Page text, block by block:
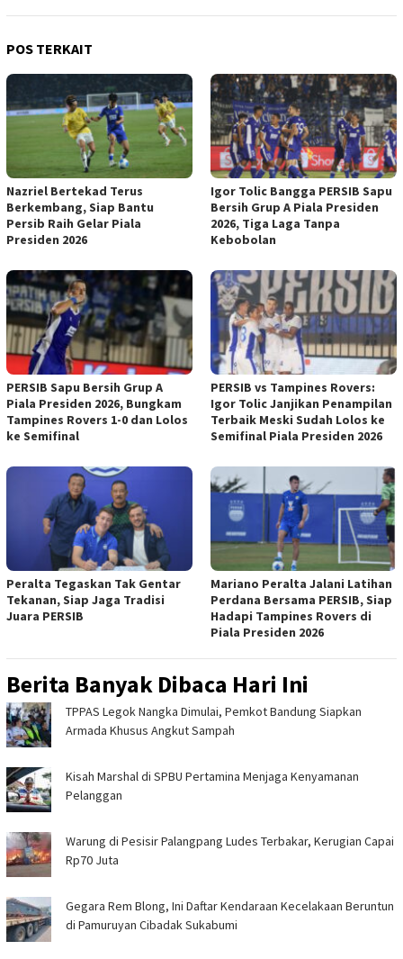
POS TERKAIT
Nazriel Bertekad Terus
Berkembang, Siap Bantu
Persib Raih Gelar Piala
Presiden 2026
Igor Tolic Bangga PERSIB Sapu
Bersih Grup A Piala Presiden
2026, Tiga Laga Tanpa
Kebobolan
PERSIB Sapu Bersih Grup A
Piala Presiden 2026, Bungkam
Tampines Rovers 1-0 dan Lolos
ke Semifinal
PERSIB vs Tampines Rovers:
Igor Tolic Janjikan Penampilan
Terbaik Meski Sudah Lolos ke
Semifinal Piala Presiden 2026
Peralta Tegaskan Tak Gentar
Tekanan, Siap Jaga Tradisi
Juara PERSIB
Mariano Peralta Jalani Latihan
Perdana Bersama PERSIB, Siap
Hadapi Tampines Rovers di
Piala Presiden 2026
Berita Banyak Dibaca Hari Ini
TPPAS Legok Nangka Dimulai, Pemkot Bandung Siapkan
Armada Khusus Angkut Sampah
Kisah Marshal di SPBU Pertamina Menjaga Kenyamanan
Pelanggan
Warung di Pesisir Palangpang Ludes Terbakar, Kerugian Capai
Rp70 Juta
Gegara Rem Blong, Ini Daftar Kendaraan Kecelakaan Beruntun
di Pamuruyan Cibadak Sukabumi